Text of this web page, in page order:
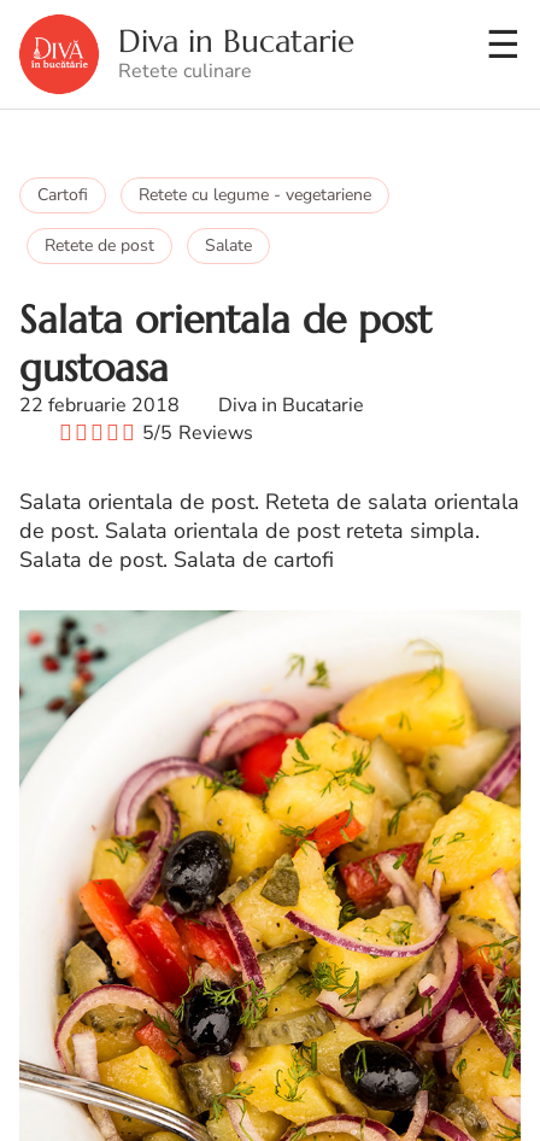
Diva in Bucatarie
Retete culinare
Cartofi Retete cu legume - vegetariene
Retete de post Salate
Salata orientala de post
gustoasa
22 februarie 2018
Diva in Bucatarie
5/5 Reviews
Salata orientala de post. Reteta de salata orientala
de post. Salata orientala de post reteta simpla.
Salata de post. Salata de cartofi